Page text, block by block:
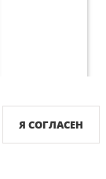
Я СОГЛАСЕН